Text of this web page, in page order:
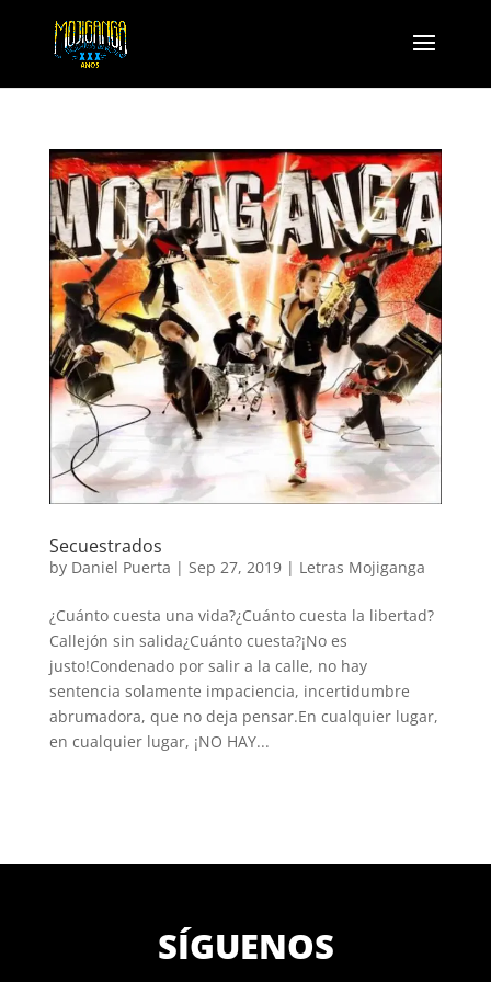
Secuestrados
by Daniel Puerta | Sep 27, 2019| Letras Mojiganga
¿Cuánto cuesta una vida?¿Cuánto cuesta la libertad?
Callejón sin salida¿Cuánto cuesta?¡No es
justo!Condenado por salir a la calle, no hay
sentencia solamente impaciencia, incertidumbre
abrumadora, que no deja pensar.En cualquier lugar,
en cualquier lugar, ¡NO HAY...
SÍGUENOS